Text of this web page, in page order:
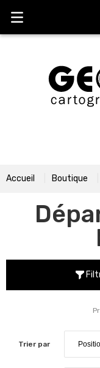
Accueil Boutique
Trier par